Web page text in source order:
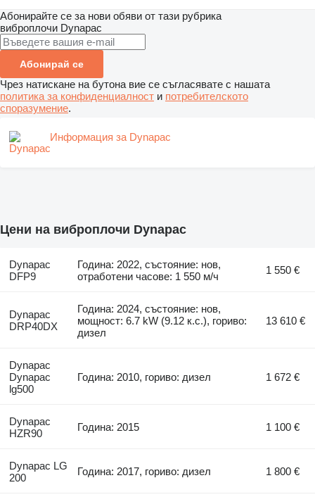
Абонирайте се за нови обяви от тази рубрика
виброплочи Dynapac
Абонирай се
Чрез натискане на бутона вие се съгласявате с нашата
политика за конфиденциалност и потребителското
споразумение.
Информация за Dynapac
Цени на виброплочи Dynapac
Dynapac
DFP9
Година: 2022, състояние: нов,
отработени часове: 1 550 м/ч
1 550 €
Dynapac
DRP40DX
Година: 2024, състояние: нов,
мощност: 6.7 kW (9.12 к.с.), гориво:
дизел
13 610 €
Dynapac
Dynapac
lg500
Година: 2010, гориво: дизел 1 672 €
Dynapac
HZR90
Година: 2015 1 100 €
Dynapac LG
200
Година: 2017, гориво: дизел 1 800 €